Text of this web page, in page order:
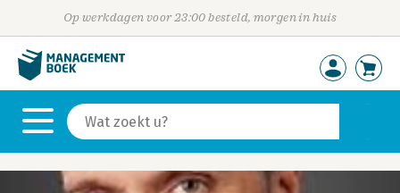
Op werkdagen voor 23:00 besteld, morgen in huis